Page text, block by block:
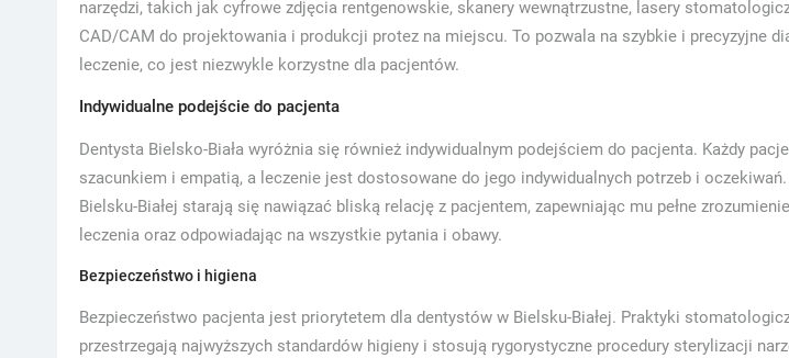
narzędzi, takich jak cyfrowe zdjęcia rentgenowskie, skanery wewnątrzustne, lasery
CAD/CAM do projektowania i produkcji protez na miejscu. To pozwala na szybkie i precyzyjne
leczenie, co jest niezwykle korzystne dla pacjentów.
Indywidualne podejście do pacjenta
Dentysta Bielsko-Biała wyróżnia się również indywidualnym podejściem do pacjenta. Każdy
szacunkiem i empatią, a leczenie jest dostosowane do jego indywidualnych potrzeb i
Bielsku-Białej starają się nawiązać bliską relację z pacjentem, zapewniając mu pełne
leczenia oraz odpowiadając na wszystkie pytania i obawy.
Bezpieczeństwo i higiena
Bezpieczeństwo pacjenta jest priorytetem dla dentystów w Bielsku-Białej. Praktyki
przestrzegają najwyższych standardów higieny i stosują rygorystyczne procedury sterylizacji